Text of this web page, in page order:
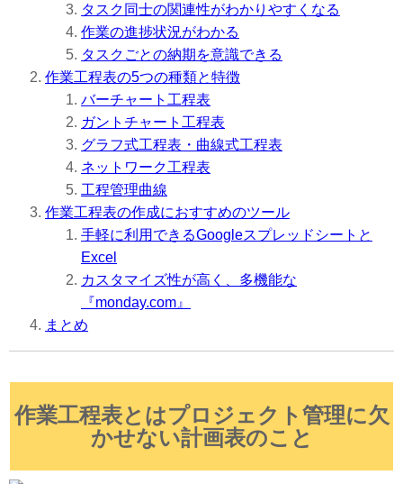
タスク同士の関連性がわかりやすくなる
作業の進捗状況がわかる
タスクごとの納期を意識できる
作業工程表の5つの種類と特徴
バーチャート工程表
ガントチャート工程表
グラフ式工程表・曲線式工程表
ネットワーク工程表
工程管理曲線
作業工程表の作成におすすめのツール
手軽に利用できるGoogleスプレッドシートと
Excel
カスタマイズ性が高く、多機能な
『monday.com』
まとめ
作業工程表とはプロジェクト管理に欠
かせない計画表のこと